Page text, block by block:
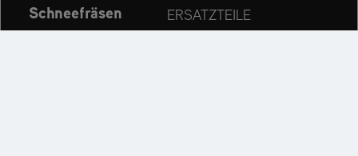
Schneefräsen
Aktuelles
ERSATZTEILE